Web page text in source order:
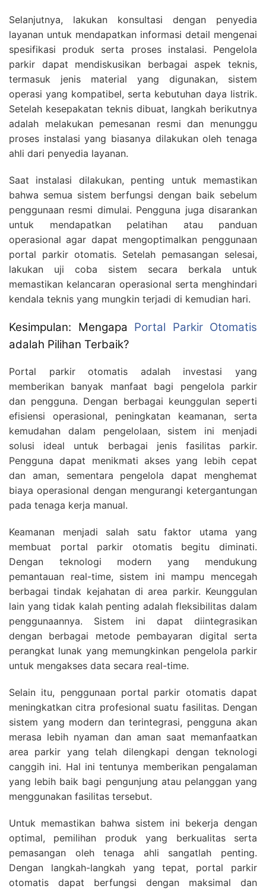
Selanjutnya, lakukan konsultasi dengan penyedia
layanan untuk mendapatkan informasi detail mengenai
spesifikasi produk serta proses instalasi. Pengelola
parkir dapat mendiskusikan berbagai aspek teknis,
termasuk jenis material yang digunakan, sistem
operasi yang kompatibel, serta kebutuhan daya listrik.
Setelah kesepakatan teknis dibuat, langkah berikutnya
adalah melakukan pemesanan resmi dan menunggu
proses instalasi yang biasanya dilakukan oleh tenaga
ahli dari penyedia layanan.
Saat instalasi dilakukan, penting untuk memastikan
bahwa semua sistem berfungsi dengan baik sebelum
penggunaan resmi dimulai. Pengguna juga disarankan
untuk mendapatkan pelatihan atau panduan
operasional agar dapat mengoptimalkan penggunaan
portal parkir otomatis. Setelah pemasangan selesai,
lakukan uji coba sistem secara berkala untuk
memastikan kelancaran operasional serta menghindari
kendala teknis yang mungkin terjadi di kemudian hari.
Kesimpulan: Mengapa Portal Parkir Otomatis
adalah Pilihan Terbaik?
Portal parkir otomatis adalah investasi yang
memberikan banyak manfaat bagi pengelola parkir
dan pengguna. Dengan berbagai keunggulan seperti
efisiensi operasional, peningkatan keamanan, serta
kemudahan dalam pengelolaan, sistem ini menjadi
solusi ideal untuk berbagai jenis fasilitas parkir.
Pengguna dapat menikmati akses yang lebih cepat
dan aman, sementara pengelola dapat menghemat
biaya operasional dengan mengurangi ketergantungan
pada tenaga kerja manual.
Keamanan menjadi salah satu faktor utama yang
membuat portal parkir otomatis begitu diminati.
Dengan teknologi modern yang mendukung
pemantauan real-time, sistem ini mampu mencegah
berbagai tindak kejahatan di area parkir. Keunggulan
lain yang tidak kalah penting adalah fleksibilitas dalam
penggunaannya. Sistem ini dapat diintegrasikan
dengan berbagai metode pembayaran digital serta
perangkat lunak yang memungkinkan pengelola parkir
untuk mengakses data secara real-time.
Selain itu, penggunaan portal parkir otomatis dapat
meningkatkan citra profesional suatu fasilitas. Dengan
sistem yang modern dan terintegrasi, pengguna akan
merasa lebih nyaman dan aman saat memanfaatkan
area parkir yang telah dilengkapi dengan teknologi
canggih ini. Hal ini tentunya memberikan pengalaman
yang lebih baik bagi pengunjung atau pelanggan yang
menggunakan fasilitas tersebut.
Untuk memastikan bahwa sistem ini bekerja dengan
optimal, pemilihan produk yang berkualitas serta
pemasangan oleh tenaga ahli sangatlah penting.
Dengan langkah-langkah yang tepat, portal parkir
otomatis dapat berfungsi dengan maksimal dan